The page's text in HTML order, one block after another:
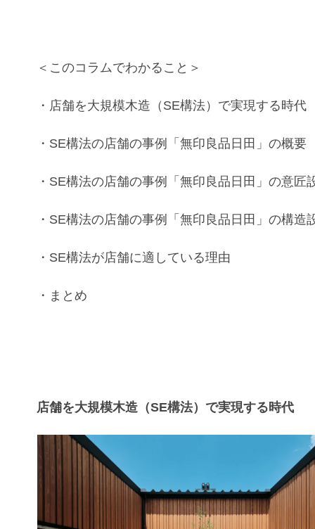
＜このコラムでわかること＞
・店舗を大規模木造 （ SE構法） で実現する時代
・ SE構法の店舗の事例 「無印良品日田 」の概要
・ SE構法の店舗の事例 「無印良品日田 」の意匠
・ SE構法の店舗の事例 「無印良品日田 」の構造
・ SE構法が店舗に適している理由
・まとめ
店舗を大規模木造（SE構法）で実現する時代